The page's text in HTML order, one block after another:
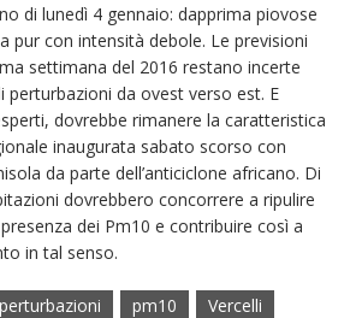
di lunedì 4 gennaio: dapprima piovose
pur con intensità debole. Le previsioni
settimana del 2016 restano incerte
perturbazioni da ovest verso est. E
dovrebbe rimanere la caratteristica
inaugurata sabato scorso con
da parte dell’anticiclone africano. Di
dovrebbero concorrere a ripulire
dei Pm10 e contribuire così a
in tal senso.
perturbazioni pm10 Vercelli